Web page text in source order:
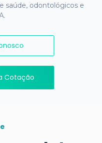
saúde, odontológicos e
Cotação